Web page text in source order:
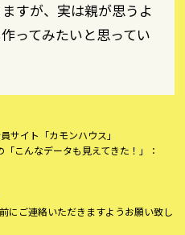
すが、実は親が思うよ
ってみたいと思ってい
サイト「カモンハウス」
こんなデータも見えてきた！」：
にご連絡いただきますようお願い致し